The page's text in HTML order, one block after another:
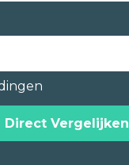
Direct Vergelijken